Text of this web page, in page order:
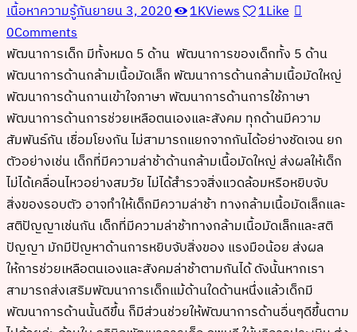
เนื้อหาความรู้กันยายน 3, 2020 1KViews 1Like
0Comments
พัฒนาการเด็ก มีทั้งหมด 5 ด้าน พัฒนาการของเด็กทั้ง 5 ด้าน
พัฒนาการด้านกล้ามเนื้อมัดเล็ก พัฒนาการด้านกล้ามเนื้อมัดใหญ่
พัฒนาการด้านกานเข้าใจภาษา พัฒนาการด้านการใช้ภาษา
พัฒนาการด้านการช่วยเหลือตนเองและสังคม ทุกด้านมีความ
สัมพันธ์กัน เชื่อมโยงกัน ไม่สามารถแยกจากกันได้อย่างชัดเจน ยก
ตัวอย่างเช่น เด็กที่มีความล่าช้าด้านกล้ามเนื้อมัดใหญ่ ส่งผลให้เด็ก
ไม่ได้เคลื่อนไหวอย่างสมวัย ไม่ได้สำรวจสิ่งแวดล้อมหรือหยิบจับ
สิ่งของรอบตัว อาจทำให้เด็กมีความล่าช้า ทางกล้ามเนื้อมัดเล็กและ
สติปัญญาเช่นกัน เด็กที่มีความล่าช้าทางกล้ามเนื้อมัดเล็กและสติ
ปัญญา มักมีปัญหาด้านการหยิบจับสิ่งของ แรงมือน้อย ส่งผล
ให้การช่วยเหลือตนเองและสังคมล่าช้าตามกันได้ ดังนั้นหากเรา
สามารถส่งเสริมพัฒนาการเด็กแม้ด้านใดด้านหนึ่งแล้วเด็กมี
พัฒนาการด้านนั้นดีขึ้น ก็มีส่วนช่วยให้พัฒนาการด้านอื่นๆดีขึ้นตาม